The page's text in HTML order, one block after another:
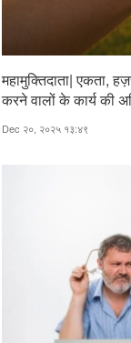
महामुक्तिदाता| एकता,
करने वालों के कार्य की
Dec २०, २०२५ १३:४९